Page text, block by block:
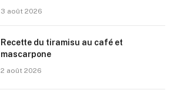
3 août 2026
Recette du tiramisu au café et
mascarpone
2 août 2026